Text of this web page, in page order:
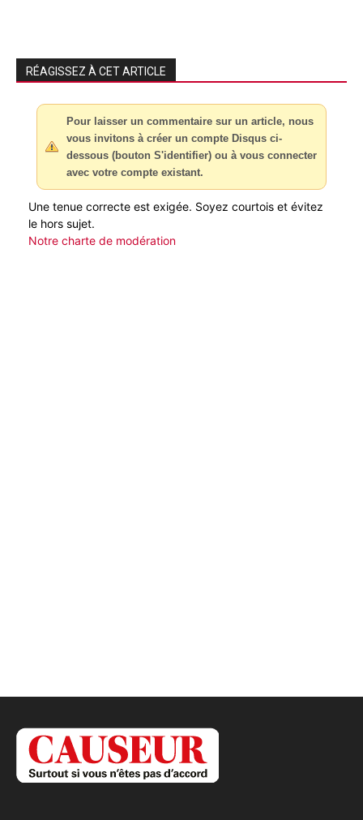
RÉAGISSEZ À CET ARTICLE
Pour laisser un commentaire sur un article, nous
vous invitons à créer un compte Disqus ci-
dessous (bouton S'identifier) ou à vous connecter
avec votre compte existant.
Une tenue correcte est exigée. Soyez courtois et évitez
le hors sujet.
Notre charte de modération